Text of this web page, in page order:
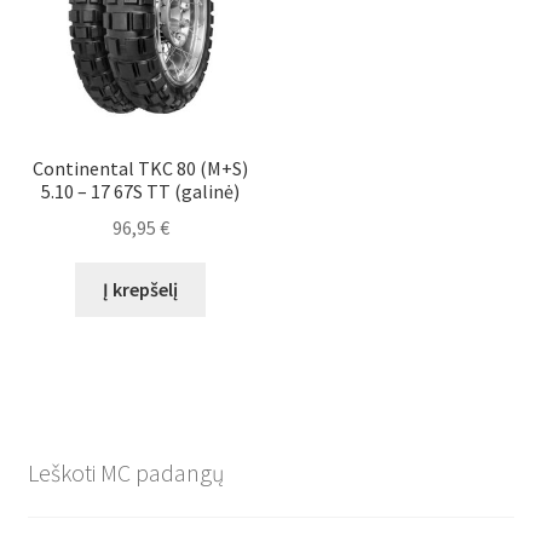
Continental TKC 80 (M+S)
5.10 – 17 67S TT (galinė)
96,95 €
Į krepšelį
Leškoti MC padangų